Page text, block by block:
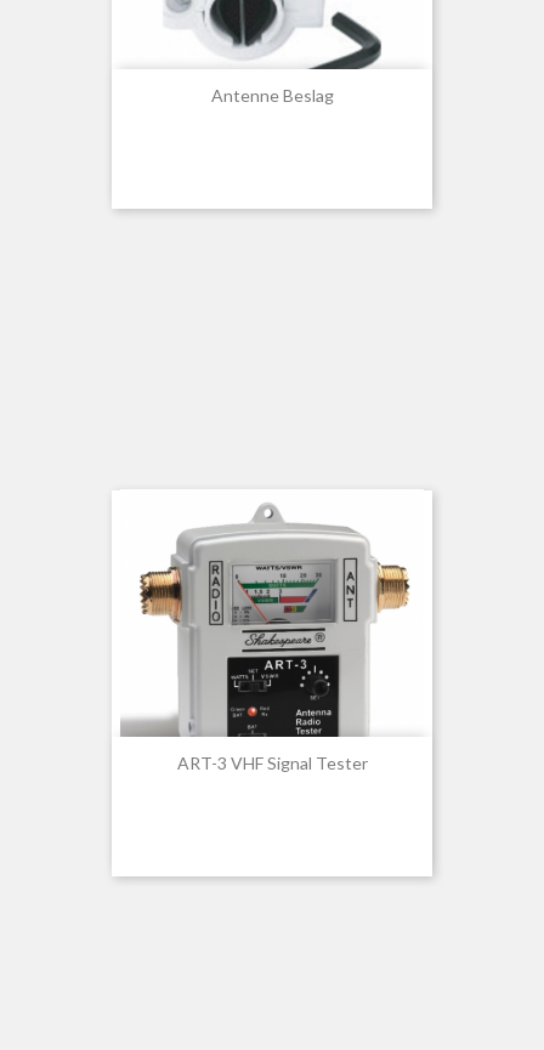
Antenne Beslag
ART-3 VHF Signal Tester